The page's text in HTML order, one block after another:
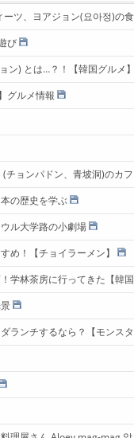
ーツ、ヨアジョン(요아정)の
び
ン) とは…？！【韓国グルメ
グルメ情報
チョンパドン、青坡洞)のカ
の歴史を学ぶ
ル大学路の小劇場
め！【チョイラーメン】
学林茶房に行ってきた【韓
ランチするなら？【モンス